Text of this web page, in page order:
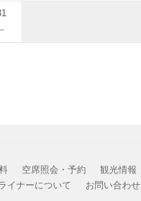
空席照会・予約 観光情報
イナーについて
お問い合わせ